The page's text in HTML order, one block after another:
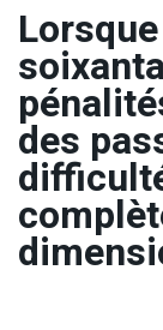
des